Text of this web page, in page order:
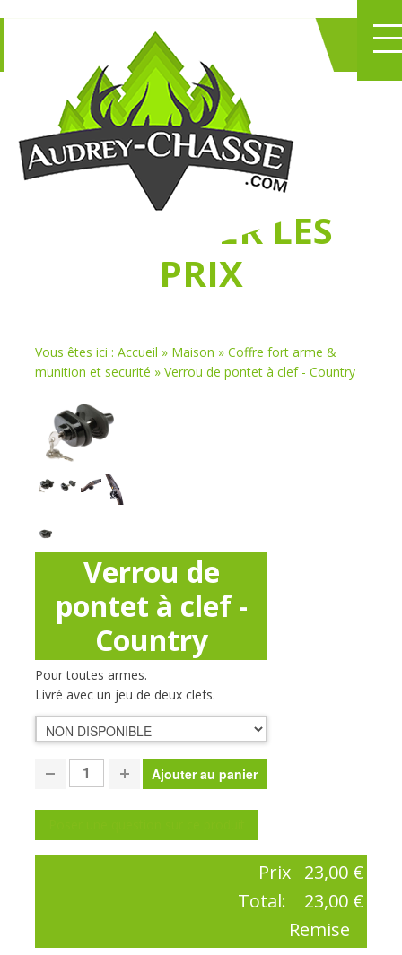
NE PERDEZ PLUS
DE TEMPS
CHASSER LES
PRIX
Vous êtes ici : Accueil » Maison » Coffre fort arme &
munition et securité » Verrou de pontet à clef - Country
Verrou de
pontet à clef -
Country
Pour toutes armes.
Livré avec un jeu de deux clefs.
Prix 23,00 €
Total:
23,00 €
Remise